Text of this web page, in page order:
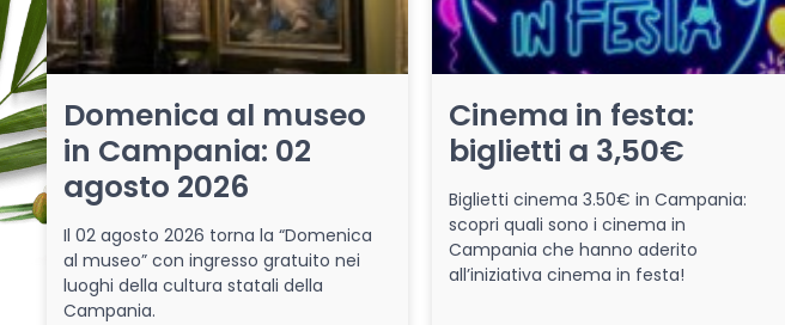
Domenica al museo
in Campania: 02
agosto 2026
Il 02 agosto 2026 torna la “Domenica
al museo” con ingresso gratuito nei
luoghi della cultura statali della
Campania.
Cinema in festa:
biglietti a 3,50€
Biglietti cinema 3.50€ in Campania:
scopri quali sono i cinema in
Campania che hanno aderito
all’iniziativa cinema in festa!